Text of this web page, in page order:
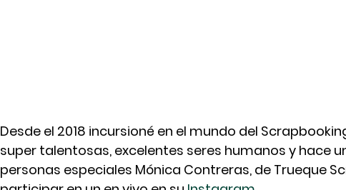
Desde el 2018 incursioné en el mundo del
super talentosas, excelentes seres humanos y hace
personas especiales Mónica Contreras, de Trueque